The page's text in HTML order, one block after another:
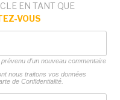
EN TANT QUE
VOUS
d'un nouveau commentaire
nous traitons vos données
de Confidentialité.